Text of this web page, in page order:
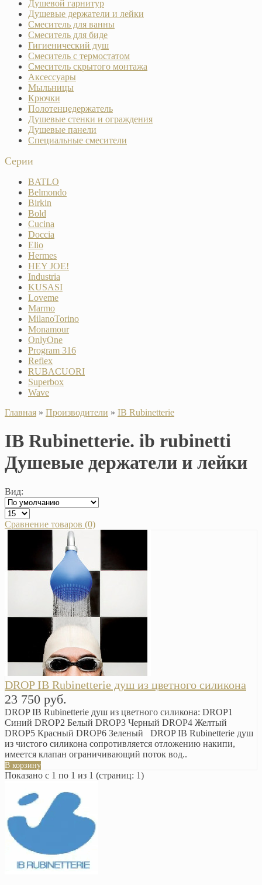
Душевой гарнитур
Душевые держатели и лейки
Смеситель для ванны
Смеситель для биде
Гигиенический душ
Смеситель с термостатом
Смеситель скрытого монтажа
Аксессуары
Мыльницы
Крючки
Полотенцедержатель
Душевые стенки и ограждения
Душевые панели
Специальные смесители
Серии
BATLO
Belmondo
Birkin
Bold
Cucina
Doccia
Elio
Hermes
HEY JOE!
Industria
KUSASI
Loveme
Marmo
MilanoTorino
Monamour
OnlyOne
Program 316
Reflex
RUBACUORI
Superbox
Wave
Главная » Производители » IB Rubinetterie
IB Rubinetterie. ib rubinetti
Душевые держатели и лейки
Вид:
Сравнение товаров (0)
DROP IB Rubinetterie душ из цветного силикона
23 750 руб.
DROP IB Rubinetterie душ из цветного силикона: DROP1
Синий DROP2 Белый DROP3 Черный DROP4 Желтый
DROP5 Красный DROP6 Зеленый DROP IB Rubinetterie душ
из чистого силикона сопротивляется отложению накипи,
имеется клапан ограничивающий поток вод..
В корзину
Показано с 1 по 1 из 1 (страниц: 1)